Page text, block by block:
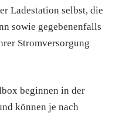
Ladestation selbst, die
sowie gegebenenfalls
Stromversorgung
beginnen in der
können je nach